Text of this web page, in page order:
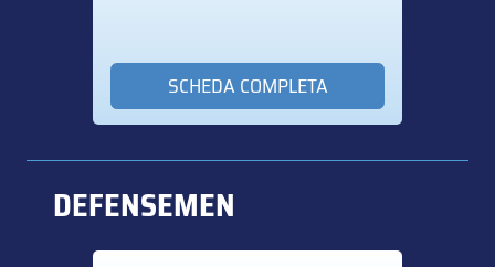
SCHEDA COMPLETA
DEFENSEMEN